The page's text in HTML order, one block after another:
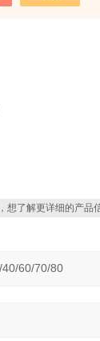
想了解更详细的产品